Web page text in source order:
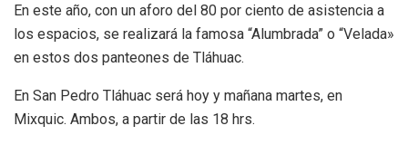
En este año, con un aforo del 80 por ciento de asistencia a
los espacios, se realizará la famosa “Alumbrada” o “Velada»
en estos dos panteones de Tláhuac.
En San Pedro Tláhuac será hoy y mañana martes, en
Mixquic. Ambos, a partir de las 18 hrs.